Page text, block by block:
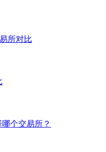
所对比
个交易所？